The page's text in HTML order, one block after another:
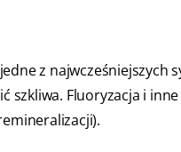
z najwcześniejszych
szkliwa. Fluoryzacja i